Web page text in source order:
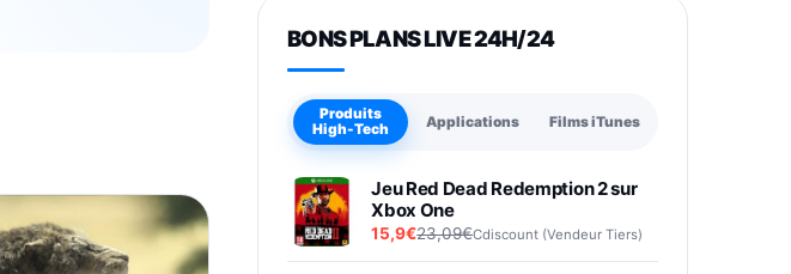
BONS PLANS LIVE 24H/24
Produits
High-Tech
Applications Films iTunes
Jeu Red Dead Redemption 2 sur
Xbox One
15,9€23,09€Cdiscount (Vendeur Tiers)